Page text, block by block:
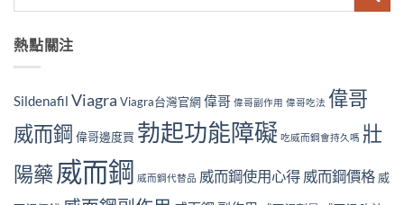
熱點關注
Sildenafil Viagra Viagra台灣官網偉哥 偉哥副作用 偉哥吃法 偉哥
威而鋼 偉哥邊度買 勃起功能障礙 吃威而鋼會持久嗎 壯
陽藥 威而鋼 威而鋼代替品 威而鋼使用心得 威而鋼價格 威